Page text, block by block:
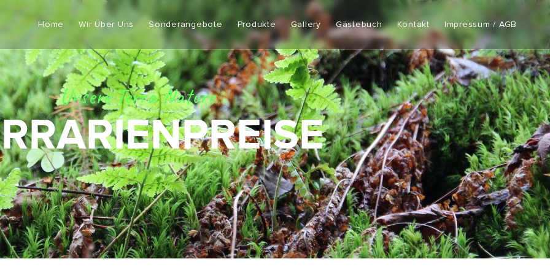
Home Wir Über Uns Sonderangebote Produkte Gallery Gästebuch Kontakt Impressum / AGB
Unsere Terra Nature